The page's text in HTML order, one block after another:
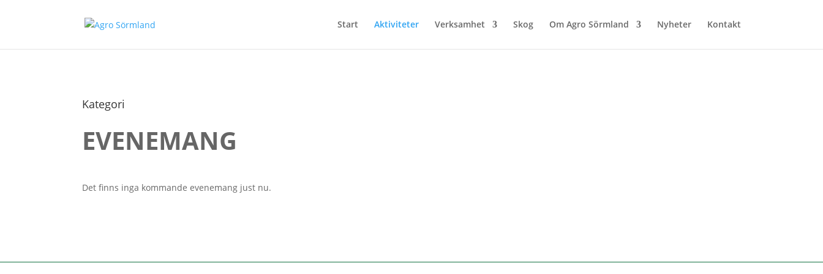
Start Aktiviteter Verksamhet Skog Om Agro Sörmland Nyheter Kontakt
Kategori
EVENEMANG
Det finns inga kommande evenemang just nu.